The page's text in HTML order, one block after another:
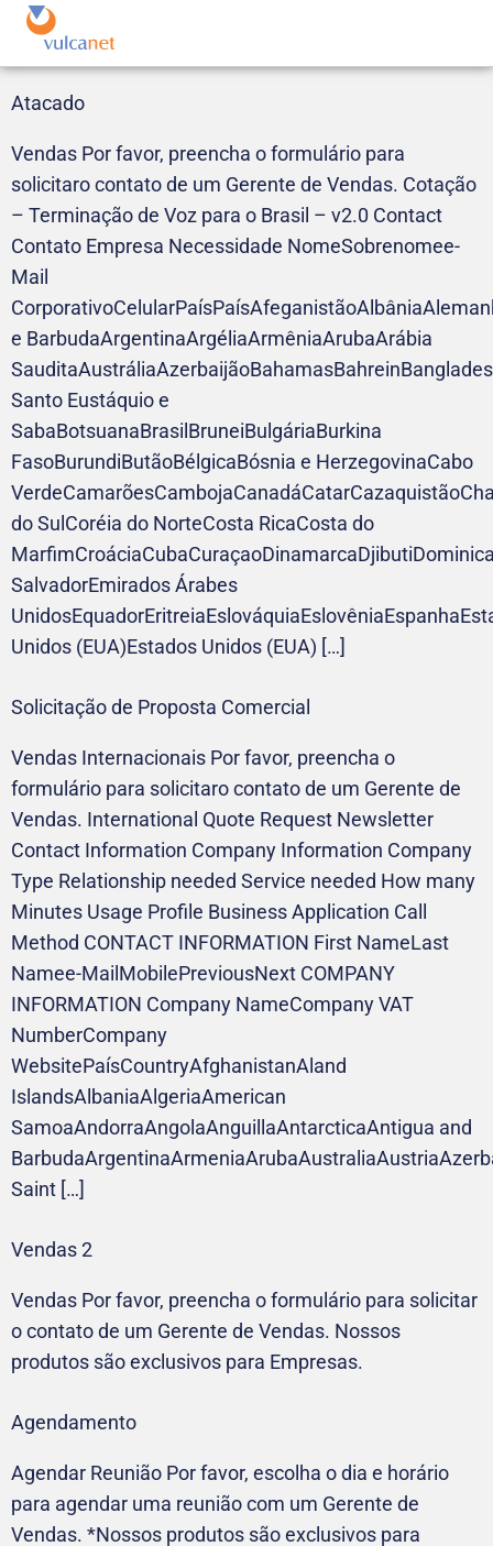
Atacado
Vendas Por favor, preencha o formulário para
solicitaro contato de um Gerente de Vendas. Cotação
– Terminação de Voz para o Brasil – v2.0 Contact
Contato Empresa Necessidade NomeSobrenomee-
Mail
e BarbudaArgentinaArgéliaArmêniaArubaArábia
Santo Eustáquio e
SabaBotsuanaBrasilBruneiBulgáriaBurkina
FasoBurundiButãoBélgicaBósnia e HerzegovinaCabo
do SulCoréia do NorteCosta RicaCosta do
SalvadorEmirados Árabes
Unidos (EUA)Estados Unidos (EUA) […]
Solicitação de Proposta Comercial
Vendas Internacionais Por favor, preencha o
formulário para solicitaro contato de um Gerente de
Vendas. International Quote Request Newsletter
Contact Information Company Information Company
Type Relationship needed Service needed How many
Minutes Usage Profile Business Application Call
Method CONTACT INFORMATION First NameLast
Namee-MailMobilePreviousNext COMPANY
INFORMATION Company NameCompany VAT
NumberCompany
WebsitePaísCountryAfghanistanAland
IslandsAlbaniaAlgeriaAmerican
SamoaAndorraAngolaAnguillaAntarcticaAntigua and
Saint […]
Vendas 2
Vendas Por favor, preencha o formulário para solicitar
o contato de um Gerente de Vendas. Nossos
produtos são exclusivos para Empresas.
Agendamento
Agendar Reunião Por favor, escolha o dia e horário
para agendar uma reunião com um Gerente de
Vendas. *Nossos produtos são exclusivos para